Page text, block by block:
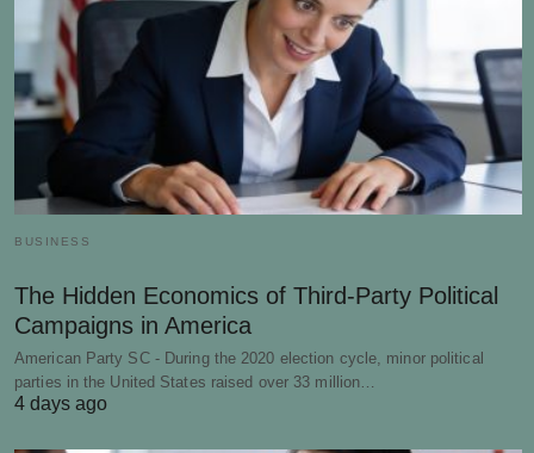
BUSINESS
The Hidden Economics of Third-Party Political
Campaigns in America
American Party SC - During the 2020 election cycle, minor political
parties in the United States raised over 33 million…
4 days ago